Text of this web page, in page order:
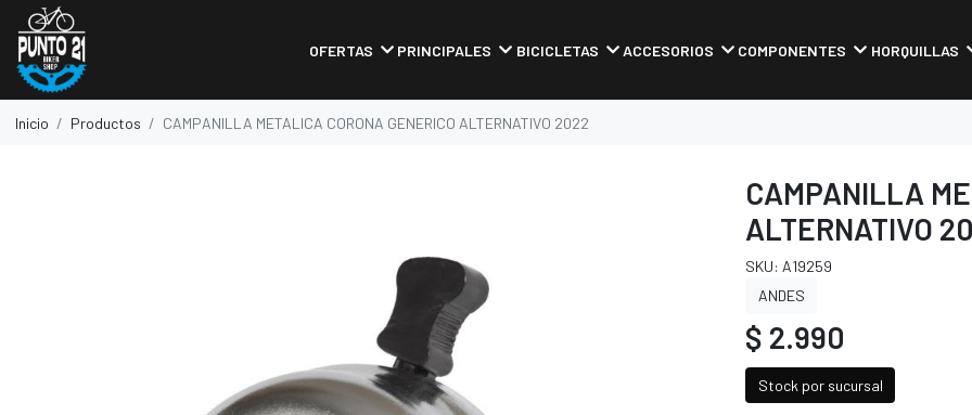
OFERTAS PRINCIPALES BICICLETAS ACCESORIOS COMPONENTES HORQUILLAS
Inicio Productos CAMPANILLA METALICA CORONA GENERICO ALTERNATIVO 2022
CAMPANILLA
ALTERNATIVO
SKU: A19259
ANDES
$ 2.990
Stock por sucursal